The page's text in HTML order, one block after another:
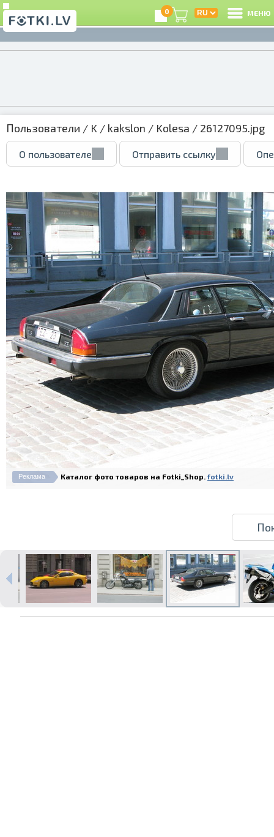
Печать в течение 1 часа в Риге –
закажите онлайн
Различные форматы и виды
0 МЕНЮ
Пользователи / K / kakslon / Kolesa / 26127095.jpg
О пользователе Отправить ссылку
Реклама Каталог фото товаров на Fotki_Shop. fotki.lv